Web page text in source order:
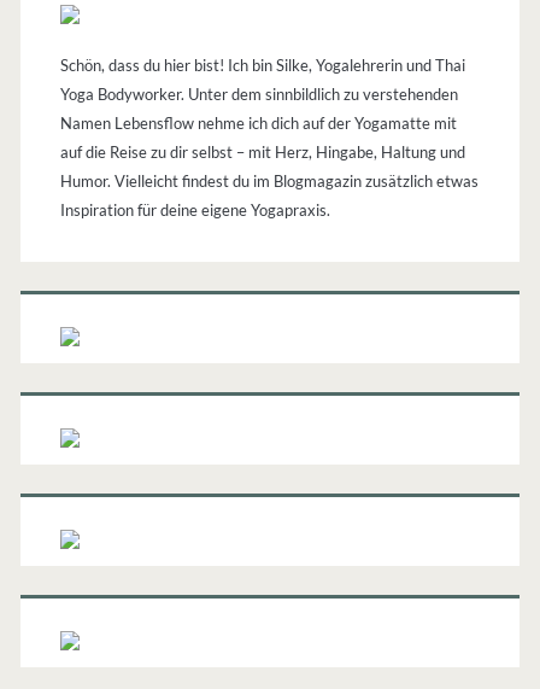
Schön, dass du hier bist! Ich bin Silke, Yogalehrerin und Thai
Yoga Bodyworker. Unter dem sinnbildlich zu verstehenden
Namen Lebensflow nehme ich dich auf der Yogamatte mit
auf die Reise zu dir selbst – mit Herz, Hingabe, Haltung und
Humor. Vielleicht findest du im Blogmagazin zusätzlich etwas
Inspiration für deine eigene Yogapraxis.